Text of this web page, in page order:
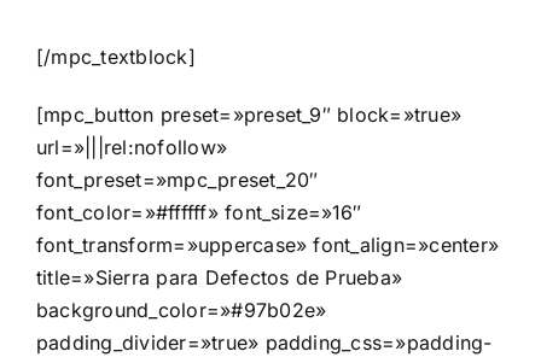
[/mpc_textblock]
[mpc_button preset=»preset_9″ block=»true»
url=»|||rel:nofollow»
font_preset=»mpc_preset_20″
font_color=»#ffffff» font_size=»16″
font_transform=»uppercase» font_align=»center»
title=»Sierra para Defectos de Prueba»
background_color=»#97b02e»
padding_divider=»true» padding_css=»padding-